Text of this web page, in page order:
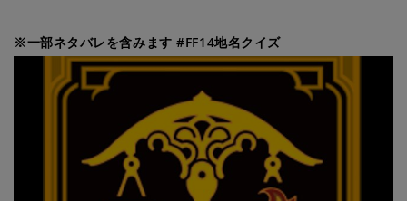
※一部ネタバレを含みます #FF14地名クイズ